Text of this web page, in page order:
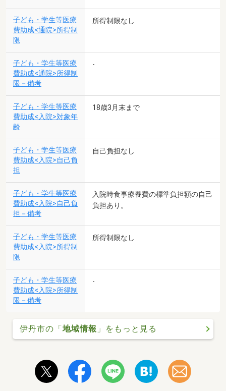
子ども・学生等医療
費助成<通院>所得制
限
所得制限なし
子ども・学生等医療
費助成<通院>所得制
限－備考
-
子ども・学生等医療
費助成<入院>対象年
齢
18歳3月末まで
子ども・学生等医療
費助成<入院>自己負
担
自己負担なし
子ども・学生等医療
費助成<入院>自己負
担－備考
入院時食事療養費の標準負担額の自己
負担あり。
子ども・学生等医療
費助成<入院>所得制
限
所得制限なし
子ども・学生等医療
費助成<入院>所得制
限－備考
-
伊丹市の「 地域情報 」をもっと見る